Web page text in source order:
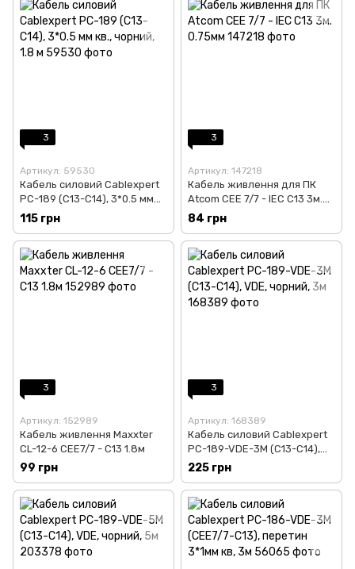
3
Артикул: 59530
Кабель силовий Cablexpert
PC-189 (С13-С14), 3*0.5 мм
кв., чорний, 1.8 м
115 грн
3
Артикул: 147218
Кабель живлення для ПК
Atcom CEE 7/7 - IEC C13 3м.
0.75мм
84 грн
3
Артикул: 152989
Кабель живлення Maxxter
CL-12-6 CEE7/7 - C13 1.8м
99 грн
3
Артикул: 168389
Кабель силовий Cablexpert
PC-189-VDE-3M (С13-С14),
VDE, чорний, 3м
225 грн